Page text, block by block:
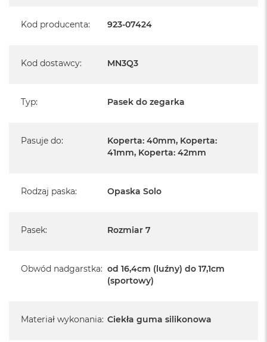
Kod producenta: 923-07424
Kod dostawcy: MN3Q3
Typ: Pasek do zegarka
Pasuje do:
Koperta: 40mm, Koperta:
41mm, Koperta: 42mm
Rodzaj paska: Opaska Solo
Pasek: Rozmiar 7
Obwód nadgarstka: od 16,4cm (luźny) do 17,1cm
(sportowy)
Materiał wykonania: Ciekła guma silikonowa